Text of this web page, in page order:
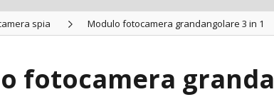
spia Modulo fotocamera grandangolare 3 in 1
fotocamera